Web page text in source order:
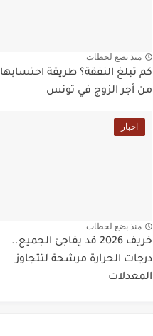
منذ بضع لحظات
كم تبلغ النفقة؟ طريقة احتسابها
من أجر الزوج في تونس
اخبار
منذ بضع لحظات
خريف 2026 قد يفاجئ الجميع..
درجات الحرارة مرشحة لتتجاوز
المعدلات